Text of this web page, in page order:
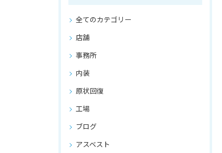
全てのカテゴリー
店舗
事務所
内装
原状回復
工場
ブログ
アスベスト